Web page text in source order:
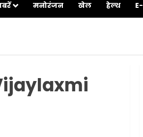
मनोरंजन खेल हेल्थ